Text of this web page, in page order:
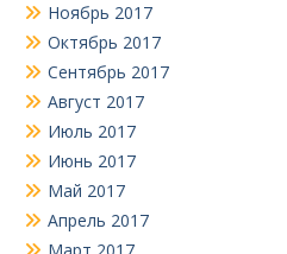
Ноябрь 2017
Октябрь 2017
Сентябрь 2017
Август 2017
Июль 2017
Июнь 2017
Май 2017
Апрель 2017